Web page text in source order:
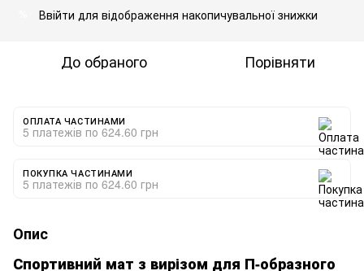
Ввійти для відображення накопичувальної знижки
До обраного Порівняти
ОПЛАТА ЧАСТИНАМИ
5 платежів по 624.60 грн
ПОКУПКА ЧАСТИНАМИ
5 платежів по 624.60 грн
Опис
Спортивний мат з вирізом для П-образного